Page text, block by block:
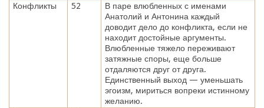
Конфликты
52
В паре влюбленных с именами
Анатолий и Антонина каждый
доводит дело до конфликта, если не
находит достойные аргументы.
Влюбленные тяжело переживают
затяжные споры, еще больше
отдаляются друг от друга.
Единственный выход — уменьшать
эгоизм, мириться вопреки истинному
желанию.